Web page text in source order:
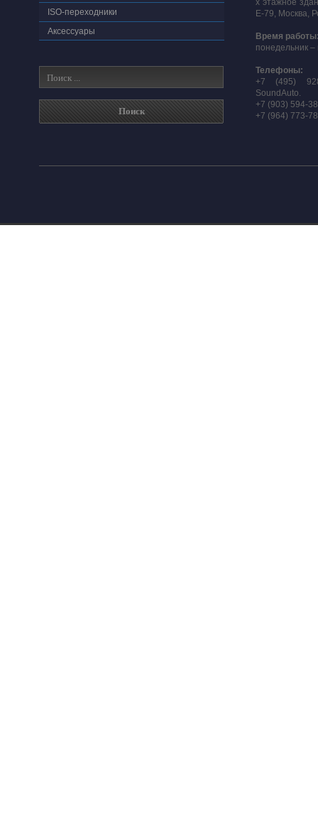
ISO-переходники
Аксессуары
х этажное
E-79, Москва,
Время
понедельник –
Телефоны:
+7 (495)
SoundAuto.
+7 (903) 594-
+7 (964) 773-